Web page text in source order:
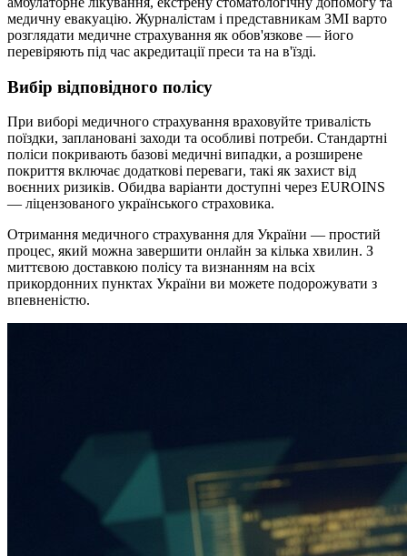
медичну евакуацію. Журналістам і представникам ЗМІ варто
розглядати медичне страхування як обов'язкове — його
перевіряють під час акредитації преси та на в'їзді.
Вибір відповідного полісу
При виборі медичного страхування враховуйте тривалість
поїздки, заплановані заходи та особливі потреби. Стандартні
поліси покривають базові медичні випадки, а розширене
покриття включає додаткові переваги, такі як захист від
воєнних ризиків. Обидва варіанти доступні через EUROINS
— ліцензованого українського страховика.
Отримання медичного страхування для України — простий
процес, який можна завершити онлайн за кілька хвилин. З
миттєвою доставкою полісу та визнанням на всіх
прикордонних пунктах України ви можете подорожувати з
впевненістю.